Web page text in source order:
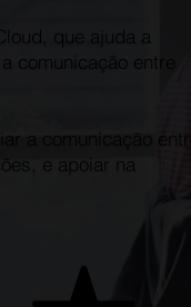
que ajuda a
comunicação entre
a comunicação entre
e apoiar na